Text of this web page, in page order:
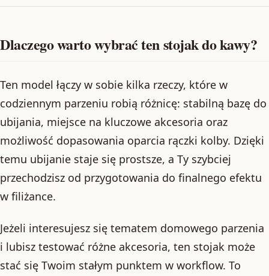
Dlaczego warto wybrać ten stojak do kawy?
Ten model łączy w sobie kilka rzeczy, które w
codziennym parzeniu robią różnicę: stabilną bazę do
ubijania, miejsce na kluczowe akcesoria oraz
możliwość dopasowania oparcia rączki kolby. Dzięki
temu ubijanie staje się prostsze, a Ty szybciej
przechodzisz od przygotowania do finalnego efektu
w filiżance.
Jeżeli interesujesz się tematem domowego parzenia
i lubisz testować różne akcesoria, ten stojak może
stać się Twoim stałym punktem w workflow. To